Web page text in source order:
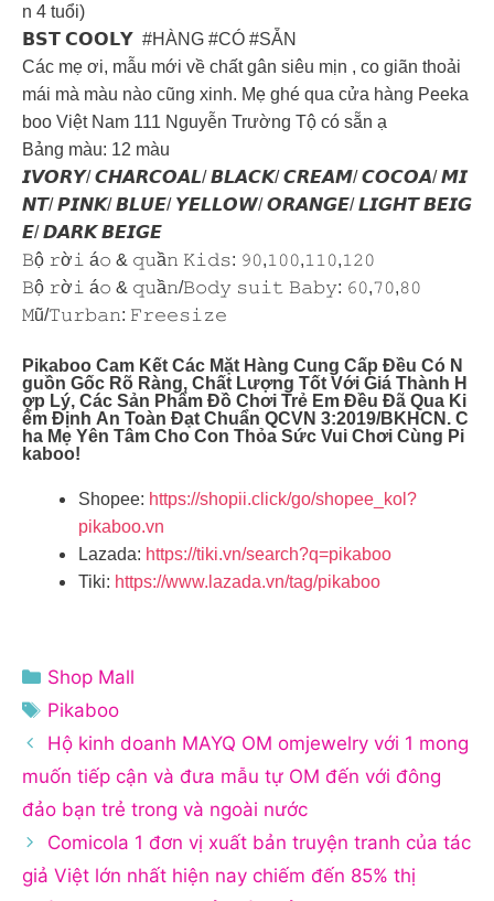
n 4 tuổi)
𝗕𝗦𝗧 𝗖𝗢𝗢𝗟𝗬 #HÀNG #CÓ #SẴN
Các mẹ ơi, mẫu mới về chất gân siêu mịn , co giãn thoải
mái mà màu nào cũng xinh. Mẹ ghé qua cửa hàng Peeka
boo Việt Nam 111 Nguyễn Trường Tộ có sẵn ạ
Bảng màu: 12 màu
𝙄𝙑𝙊𝙍𝙔/ 𝘾𝙃𝘼𝙍𝘾𝙊𝘼𝙇/ 𝘽𝙇𝘼𝘾𝙆/ 𝘾𝙍𝙀𝘼𝙈/ 𝘾𝙊𝘾𝙊𝘼/ 𝙈𝙄
𝙉𝙏/ 𝙋𝙄𝙉𝙆/ 𝘽𝙇𝙐𝙀/ 𝙔𝙀𝙇𝙇𝙊𝙒/ 𝙊𝙍𝘼𝙉𝙂𝙀/ 𝙇𝙄𝙂𝙃𝙏 𝘽𝙀𝙄𝙂
𝙀/ 𝘿𝘼𝙍𝙆 𝘽𝙀𝙄𝙂𝙀
𝙱ộ 𝚛ờ𝚒 á𝚘 & 𝚚𝚞ầ𝚗 𝙺𝚒𝚍𝚜: 𝟿𝟶,𝟷𝟶𝟶,𝟷𝟷𝟶,𝟷𝟸𝟶
𝙱ộ 𝚛ờ𝚒 á𝚘 & 𝚚𝚞ầ𝚗/𝙱𝚘𝚍𝚢 𝚜𝚞𝚒𝚝 𝙱𝚊𝚋𝚢: 𝟼𝟶,𝟽𝟶,𝟾𝟶
𝙼ũ/𝚃𝚞𝚛𝚋𝚊𝚗: 𝙵𝚛𝚎𝚎𝚜𝚒𝚣𝚎
Pikaboo Cam Kết Các Mặt Hàng Cung Cấp Đều Có N
Guồn Gốc Rõ Ràng, Chất Lượng Tốt Với Giá Thành H
Ợp Lý, Các Sản Phẩm Đồ Chơi Trẻ Em Đều Đã Qua Ki
Ểm Định An Toàn Đạt Chuẩn QCVN 3:2019/BKHCN. C
Ha Mẹ Yên Tâm Cho Con Thỏa Sức Vui Chơi Cùng Pi
Kaboo!
Shopee: https://shopii.click/go/shopee_kol?
pikaboo.vn
Lazada: https://tiki.vn/search?q=pikaboo
Tiki: https://www.lazada.vn/tag/pikaboo
Danh
mục
Shop Mall
Thẻ
Pikaboo
Hộ kinh doanh MAYQ OM omjewelry với 1 mong
muốn tiếp cận và đưa mẫu tự OM đến với đông
đảo bạn trẻ trong và ngoài nước
Comicola 1 đơn vị xuất bản truyện tranh của tác
giả Việt lớn nhất hiện nay chiếm đến 85% thị